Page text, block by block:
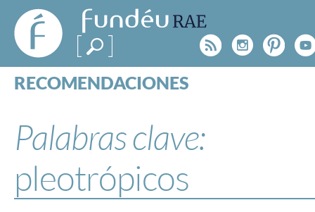
FundéuRAE
- Fundación
del Español
Urgente
Rss
RECOMENDACIONES
ESPECIALES
BLOG
NOTICIAS
Palabras clave:
pleotrópicos